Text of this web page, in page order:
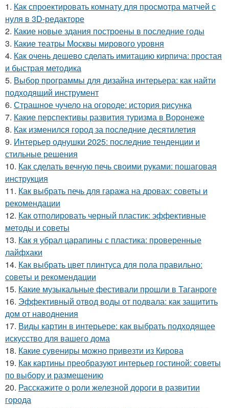
1. Как спроектировать комнату для просмотра матчей с
нуля в 3D-редакторе
2. Какие новые здания построены в последние годы
3. Какие театры Москвы мирового уровня
4. Как очень дешево сделать имитацию кирпича: простая
и быстрая методика
5. Выбор программы для дизайна интерьера: как найти
подходящий инструмент
6. Страшное чучело на огороде: история рисунка
7. Какие перспективы развития туризма в Воронеже
8. Как изменился город за последние десятилетия
9. Интерьер однушки 2025: последние тенденции и
стильные решения
10. Как сделать вечную печь своими руками: пошаговая
инструкция
11. Как выбрать печь для гаража на дровах: советы и
рекомендации
12. Как отполировать черный пластик: эффективные
методы и советы
13. Как я убрал царапины с пластика: проверенные
лайфхаки
14. Как выбрать цвет плинтуса для пола правильно:
советы и рекомендации
15. Какие музыкальные фестивали прошли в Таганроге
16. Эффективный отвод воды от подвала: как защитить
дом от наводнения
17. Виды картин в интерьере: как выбрать подходящее
искусство для вашего дома
18. Какие сувениры можно привезти из Кирова
19. Как картины преобразуют интерьер гостиной: советы
по выбору и размещению
20. Расскажите о роли железной дороги в развитии
города